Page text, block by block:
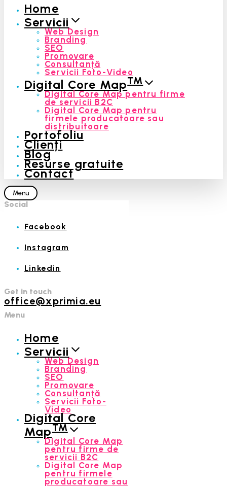
Home
Servicii
Web Design
Branding
SEO
Promovare
Consultanță
Servicii Foto-Video
Digital Core Map™
Digital Core Map pentru firme
de servicii B2C
Digital Core Map pentru
firmele producatoare sau
distribuitoare
Portofoliu
Clienți
Blog
Resurse gratuite
Contact
Menu
Social
Facebook
Instagram
Linkedin
Get in touch
office@xprimia.eu
Menu
Home
Servicii
Web Design
Branding
SEO
Promovare
Consultanță
Servicii Foto-
Video
Digital Core
Map™
Digital Core Map
pentru firme de
servicii B2C
Digital Core Map
pentru firmele
producatoare sau